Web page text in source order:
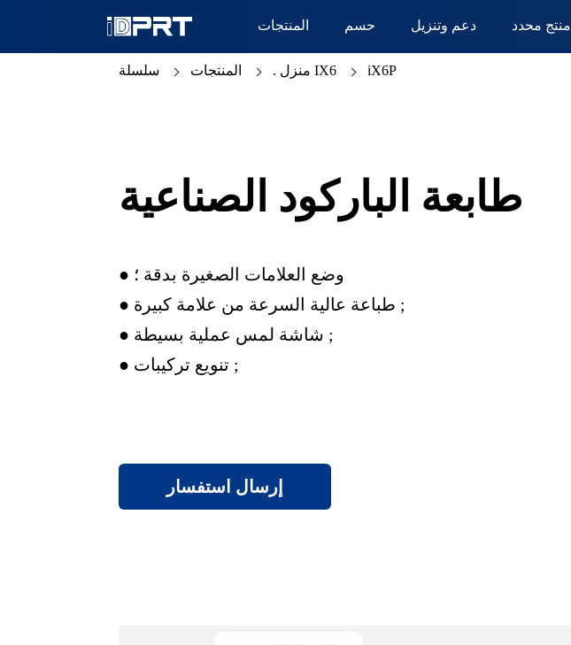
المنتجات حسم دعم وتنزيل منتج محدد
منزل . المنتجات سلسلة IX6 iX6P
طابعة الباركود الصناعية
● وضع العلامات الصغيرة بدقة ؛
● طباعة عالية السرعة من علامة كبيرة ;
● شاشة لمس عملية بسيطة ;
● تنويع تركيبات ;
إرسال استفسار